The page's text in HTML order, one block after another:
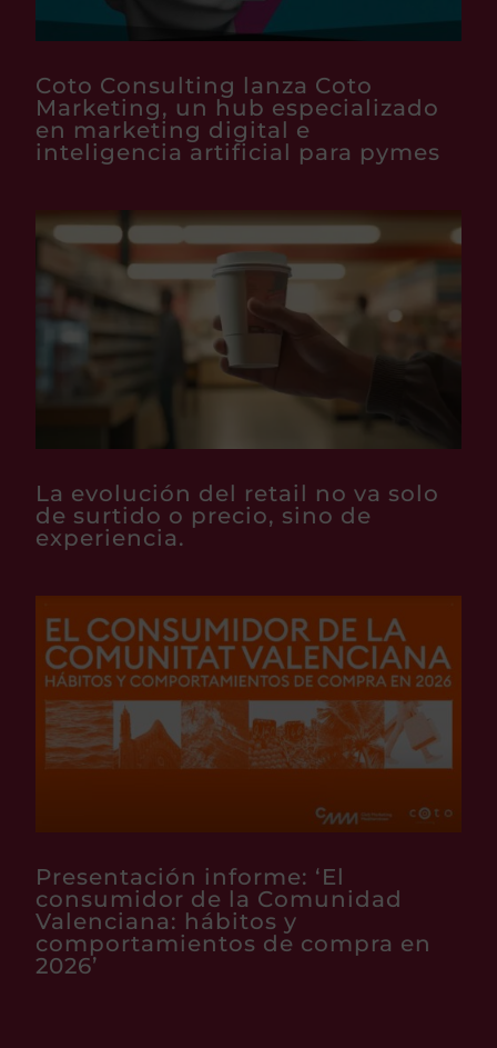
Coto Consulting lanza Coto
Marketing, un hub especializado
en marketing digital e
inteligencia artificial para pymes
La evolución del retail no va solo
de surtido o precio, sino de
experiencia.
Presentación informe: ‘El
consumidor de la Comunidad
Valenciana: hábitos y
comportamientos de compra en
2026’